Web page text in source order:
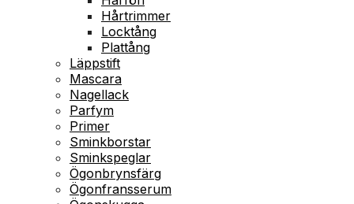
Hårtrimmer
Locktång
Plattång
Läppstift
Mascara
Nagellack
Parfym
Primer
Sminkborstar
Sminkspeglar
Ögonbrynsfärg
Ögonfransserum